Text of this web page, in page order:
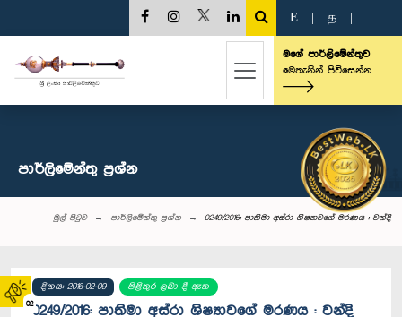
02
E த
මගේ පාර්ලිමේන්තුව
මෙතැනින් පිවිසෙන්න
පාර්ලි‌මේන්තු‌ ප්‍රශ්න
මුල් පිටුව පාර්ලි‌මේන්තු‌ ප්‍රශ්න 0249/2016: පාතිමා අස්රා ශිෂ්‍යාවගේ මරණය : වන්දි
දිනය: 2016-02-09 පිළිතුර ලබා දී ඇත
0249/2016: පාතිමා අස්රා ශිෂ්‍යාවගේ මරණය : වන්දි